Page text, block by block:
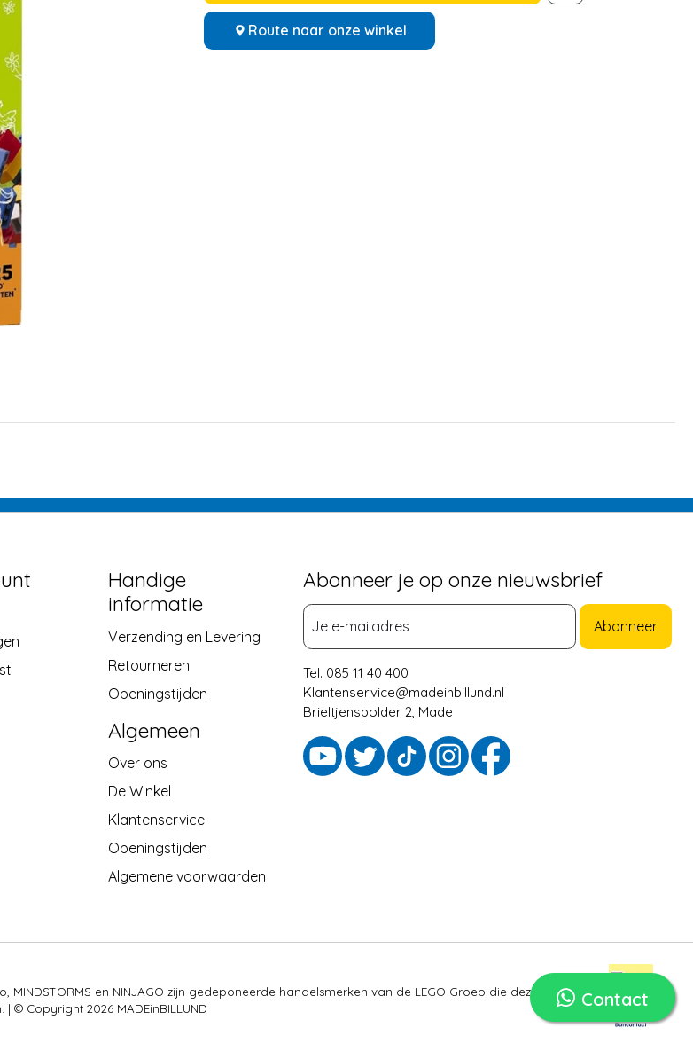
Route naar onze winkel
Contact
Handige
informatie
Verzending en Levering
Retourneren
Openingstijden
Algemeen
Over ons
De Winkel
Klantenservice
Openingstijden
Algemene voorwaarden
Abonneer je op onze nieuwsbrief
Abonneer
Tel. 085 11 40 400
Klantenservice@madeinbillund.nl
Brieltjenspolder 2, Made
MINDSTORMS en NINJAGO zijn gedeponeerde handelsmerken van de LEGO Groep die deze site niet
Copyright 2026 MADEinBILLUND